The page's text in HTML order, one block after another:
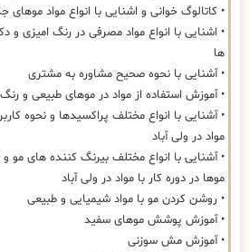
• کاتالوگ خوانی و اشنایی با انواع مواد موهای
• اشنایی با انواع مواد مصرفی در رنگ امیزی و
ها
• آشنایی با نحوه صحیح مشاوره به مشتری
• آموزش استفاده از مواد در موهای طبیعی و
• آشنایی با انواع مختلف پراکسیدها و نحوه
مواد در ولی آباد
• آشنایی با انواع مختلف بیرنگ کننده های مو و
موها در دوره کار با مواد در ولی آباد
• روشن کردن مو با مواد شیمیایی و طبیعی
• آموزش پوشش موهای سفید
• آموزش مش سوزنی